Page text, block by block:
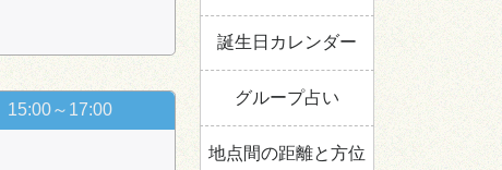
15:00～17:00
誕生日カレンダー
グループ占い
地点間の距離と方位